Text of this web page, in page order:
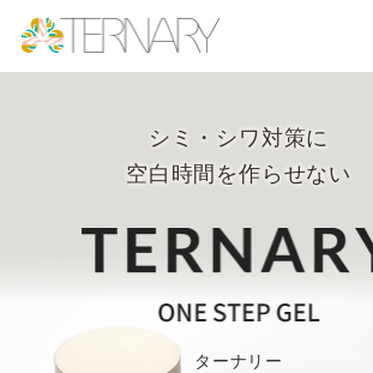
メイクするたび
シワ改善×シミ予防
ターナリー
シミ・シワ対策に
空白時間を作らせない
ターナリー
しっとり包み込む
映え肌仕上げパウダー
ターナリー